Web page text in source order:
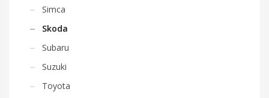
Simca
Skoda
Subaru
Suzuki
Toyota